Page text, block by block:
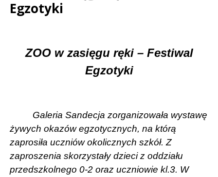
Egzotyki
ZOO w zasięgu ręki – Festiwal
Egzotyki
Galeria Sandecja zorganizowała wystawę
żywych okazów egzotycznych, na którą
zaprosiła uczniów okolicznych szkół. Z
zaproszenia skorzystały dzieci z oddziału
przedszkolnego 0-2 oraz uczniowie kl.3. W